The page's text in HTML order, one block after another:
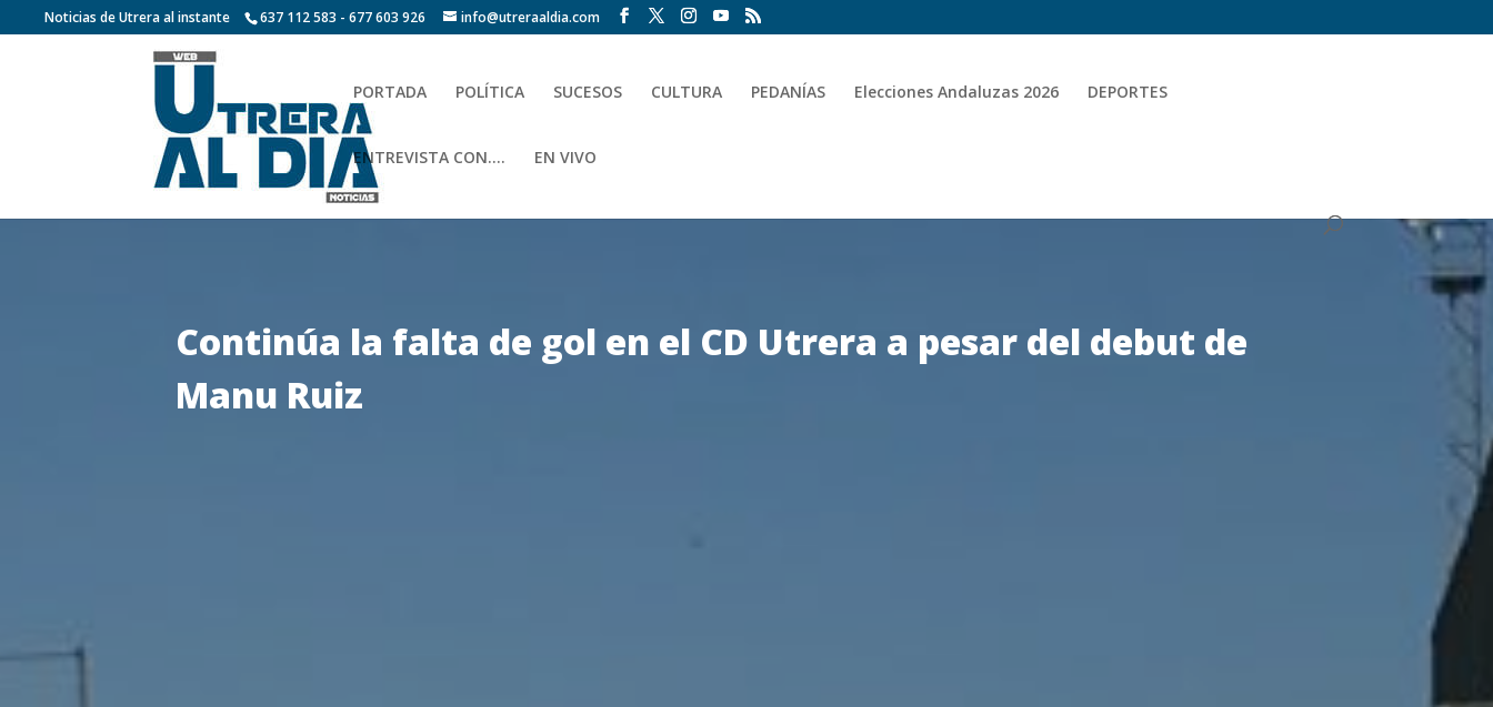
Noticias de Utrera al instante 637 112 583 - 677 603 926 info@utreraaldia.com
PORTADA POLÍTICA SUCESOS CULTURA PEDANÍAS Elecciones Andaluzas 2026 DEPORTES
ENTREVISTA CON…. EN VIVO
Continúa la falta de gol en el CD Utrera a pesar del debut de
Manu Ruiz